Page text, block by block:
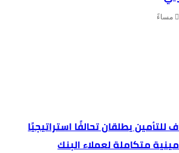
يطلقان تحالفًا استراتيجيًا
متكاملة لعملاء البنك